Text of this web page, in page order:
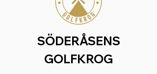
SÖDERÅSENS
GOLFKROG